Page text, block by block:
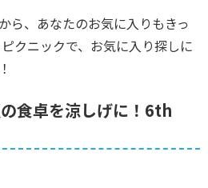
ら、あなたのお気に入りもきっ
クニックで、お気に入り探しに
食卓を涼しげに！6th